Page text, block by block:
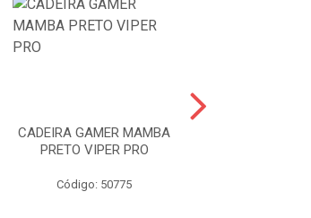
CADEIRA GAMER MAMBA
PRETO VIPER PRO
Código: 50775